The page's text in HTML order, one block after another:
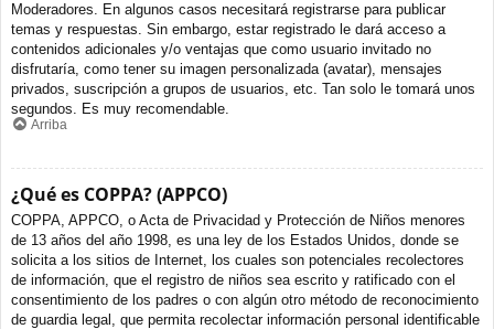
Moderadores. En algunos casos necesitará registrarse para publicar
temas y respuestas. Sin embargo, estar registrado le dará acceso a
contenidos adicionales y/o ventajas que como usuario invitado no
disfrutaría, como tener su imagen personalizada (avatar), mensajes
privados, suscripción a grupos de usuarios, etc. Tan solo le tomará unos
segundos. Es muy recomendable.
Arriba
¿Qué es COPPA? (APPCO)
COPPA, APPCO, o Acta de Privacidad y Protección de Niños menores
de 13 años del año 1998, es una ley de los Estados Unidos, donde se
solicita a los sitios de Internet, los cuales son potenciales recolectores
de información, que el registro de niños sea escrito y ratificado con el
consentimiento de los padres o con algún otro método de reconocimiento
de guardia legal, que permita recolectar información personal identificable